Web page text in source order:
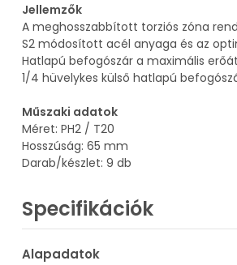
Jellemzők
A meghosszabbított torziós zóna
S2 módosított acél anyaga és az
Hatlapú befogószár a maximális
1/4 hüvelykes külső hatlapú
Műszaki adatok
Méret: PH2 / T20
Hosszúság: 65 mm
Darab/készlet: 9 db
Specifikációk
Alapadatok